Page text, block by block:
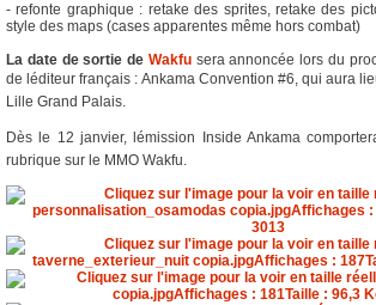
- refonte graphique : retake des sprites, retake des
style des maps (cases apparentes même hors combat)
La date de sortie de Wakfusera annoncée lors du
de léditeur français : Ankama Convention #6, qui aura
Lille Grand Palais.
Dès le 12 janvier, lémission Inside Ankama
rubrique sur le MMO Wakfu.